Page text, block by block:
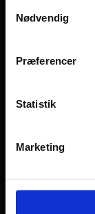
Nødvendig
Præferencer
Statistik
Marketing